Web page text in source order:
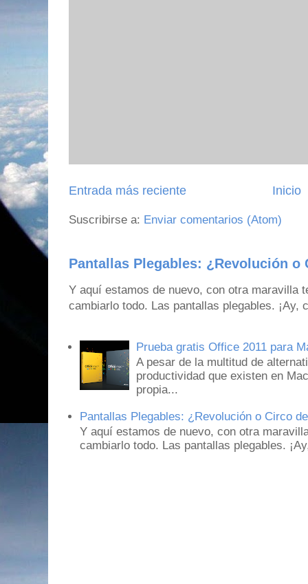
Entrada más reciente Inicio
Suscribirse a: Enviar comentarios (Atom)
Pantallas Plegables: ¿Revolución o
Y aquí estamos de nuevo, con otra maravilla
cambiarlo todo. Las pantallas plegables. ¡Ay,
Prueba gratis Office 2011 para
A pesar de la multitud de
productividad que existen en
propia...
Pantallas Plegables: ¿Revolución o Circo
Y aquí estamos de nuevo, con otra
cambiarlo todo. Las pantallas plegables.